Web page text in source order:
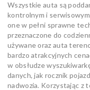
Wszystkie auta są
kontrolnym i
one w pełni sprawne
przeznaczone do
używane oraz auta
bardzo atrakcyjnych
w obsłudze
danych, jak rocznik
nadwozia. Korzystając z